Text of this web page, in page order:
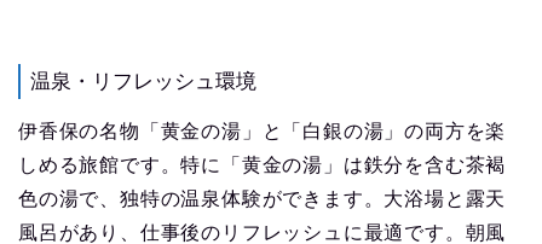
温泉・リフレッシュ環境
伊香保の名物「黄金の湯」と「白銀の湯」の両方を楽
しめる旅館です。特に「黄金の湯」は鉄分を含む茶褐
色の湯で、独特の温泉体験ができます。大浴場と露天
風呂があり、仕事後のリフレッシュに最適です。朝風